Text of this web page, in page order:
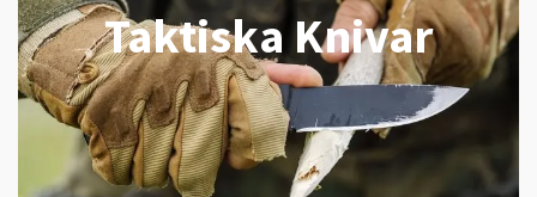
Taktiska Knivar